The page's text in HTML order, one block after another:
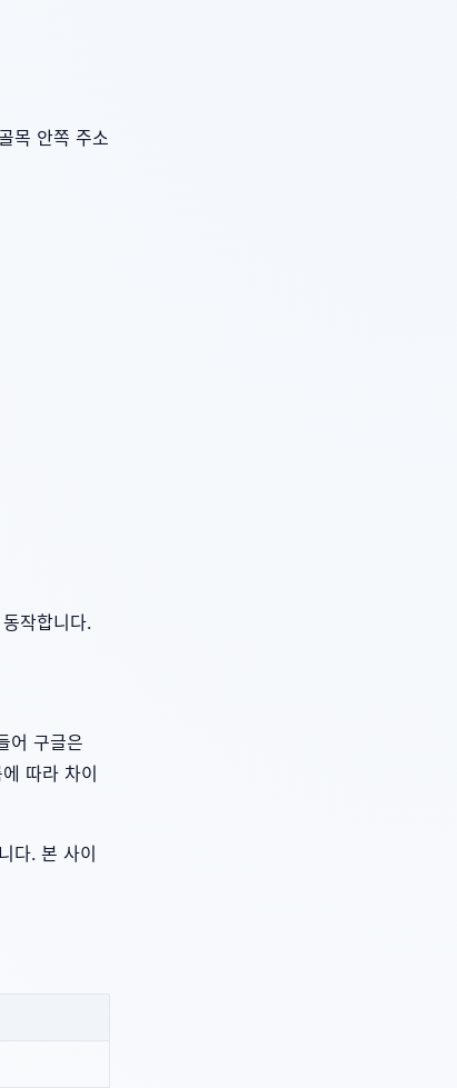
목 안쪽 주소
작합니다.
어 구글은
따라 차이
다. 본 사이